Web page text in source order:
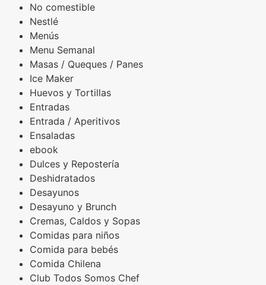
No comestible
Nestlé
Menús
Menu Semanal
Masas / Queques / Panes
Ice Maker
Huevos y Tortillas
Entradas
Entrada / Aperitivos
Ensaladas
ebook
Dulces y Repostería
Deshidratados
Desayunos
Desayuno y Brunch
Cremas, Caldos y Sopas
Comidas para niños
Comida para bebés
Comida Chilena
Club Todos Somos Chef